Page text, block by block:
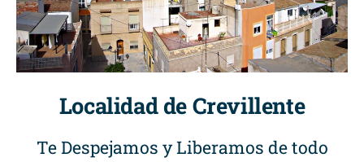
Localidad de Crevillente
Te Despejamos y Liberamos de todo